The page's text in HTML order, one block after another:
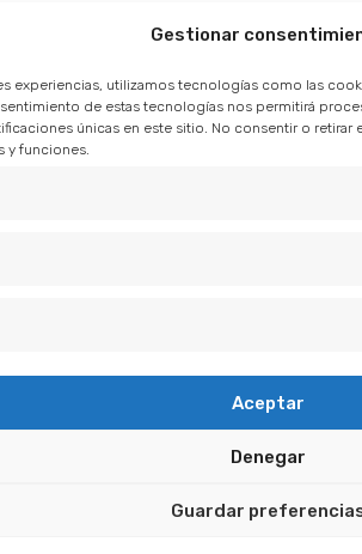
Gestionar
experiencias, utilizamos tecnologías como las
de estas tecnologías nos permitirá
únicas en este sitio. No consentir o
y funciones.
Aceptar
Denegar
Guardar